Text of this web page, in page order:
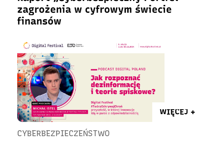
zagrożenia w cyfrowym świecie
finansów
WIĘCEJ +
CYBERBEZPIECZEŃSTWO